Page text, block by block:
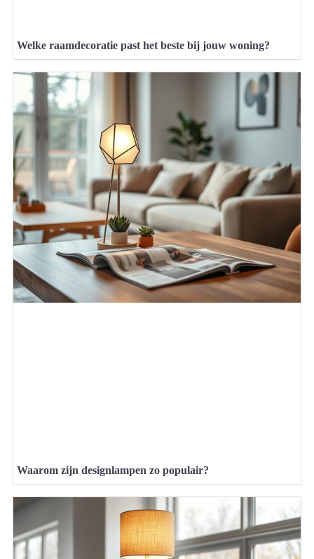
Welke raamdecoratie past het beste bij jouw woning?
Waarom zijn designlampen zo populair?